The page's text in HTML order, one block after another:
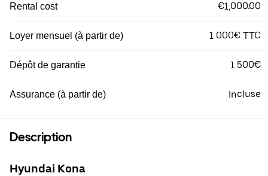
Rental cost €1,000.00
Loyer mensuel (à partir de) 1 000€ TTC
Dépôt de garantie 1 500€
Assurance (à partir de) Incluse
Description
Hyundai Kona